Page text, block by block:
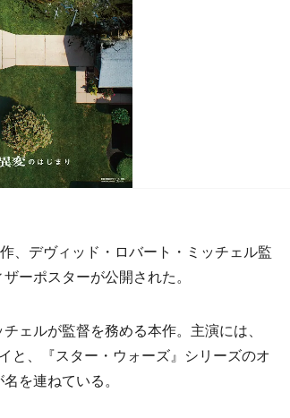
、デヴィッド・ロバート・ミッチェル監
ーポスターが公開された。
ェルが監督を務める本作。主演には、
と、『スター・ウォーズ』シリーズのオ
を連ねている。